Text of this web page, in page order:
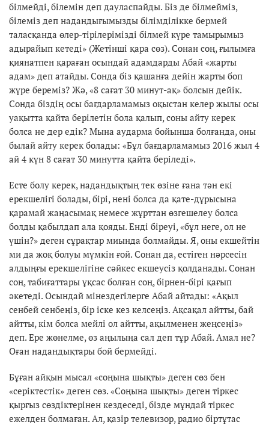
білмейді, білемін деп дауласпайды. Біз де білмейміз,
білеміз деп надандығымызды білімділікке бермей
таласқанда өлер-тірілерімізді білмей күре тамырымыз
адырайып кетеді» (Жетінші қара сөз). Сонан соң, ғылымға
қиянатпен қараған осындай адамдарды Абай «жарты
адам» деп атайды. Сонда біз қашанға дейін жарты боп
жүре береміз? Жә, «8 сағат 30 минут-ақ» болсын дейік.
Сонда біздің осы бағдарламамыз оқыстан келер жылы осы
уақытта қайта берілетін бола қалып, соны айту керек
болса не дер едік? Мына аударма бойынша болғанда, оны
былай айту керек болады: «Бұл бағдарламамыз 2016 жыл 4
ай 4 күн 8 сағат 30 минутта қайта беріледі».
Есте болу керек, надандықтың тек өзіне ғана тән екі
ерекшелігі болады, бірі, нені болса да қате-дұрысына
қарамай жаңасымақ немесе жұрттан өзгешелеу болса
болды қабылдап ала қояды. Енді біреуі, «бұл неге, ол не
үшін?» деген сұрақтар миында болмайды. Я, оны екшейтін
ми да жоқ болуы мүмкін ғой. Сонан да, естіген нәрсесін
алдыңғы ерекшелігіне сәйкес екшеусіз қолданады. Сонан
соң, табиғаттары ұқсас болған соң, бірнен-бірі қағып
әкетеді. Осындай мінездегілерге Абай айтады: «Ақыл
сенбей сенбеңіз, бір іске кез келсеңіз. Ақсақал айтты, бай
айтты, кім болса мейлі ол айтты, ақылменен жеңсеңіз»
деп. Ере жөнелме, өз аңылыңа сал деп тұр Абай. Амал не?
Оған надандықтары бой бермейді.
Бұған айқын мысал «соңына шықты» деген сөз бен
«серіктестік» деген сөз. «Соңына шықты» деген тіркес
қырғыз сөздіктерінен кездеседі, бізде мұндай тіркес
ежелден болмаған. Ал, қазір телевизор, радио біртұтас